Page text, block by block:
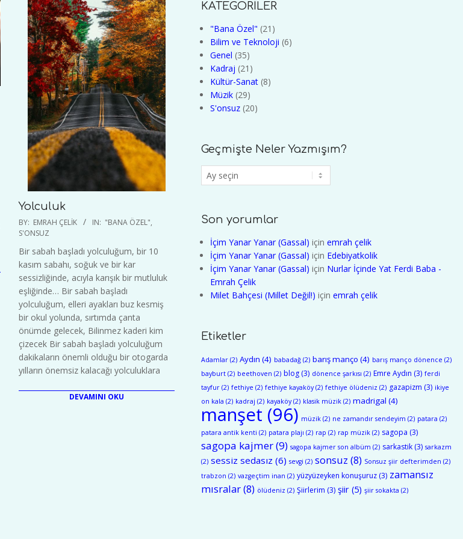
Yolculuk
2022-
01-
30
BY: EMRAH ÇELIK IN: "BANA ÖZEL",
S'ONSUZ
Bir sabah başladı yolculuğum, bir 10
kasım sabahı, soğuk ve bir kar
sessizliğinde, acıyla karışık bir mutluluk
eşliğinde… Bir sabah başladı
yolculuğum, elleri ayakları buz kesmiş
bir okul yolunda, sırtımda çanta
önümde gelecek, Bilinmez kaderi kim
çizecek Bir sabah başladı yolculuğum
dakikaların önemli olduğu bir otogarda
yılların önemsiz kalacağı yolculuklara
DEVAMINI OKU
KATEGORİLER
"Bana Özel" (21)
Bilim ve Teknoloji (6)
Genel (35)
Kadraj (21)
Kültür-Sanat (8)
Müzik (29)
S'onsuz (20)
Geçmişte Neler Yazmışım?
Geçmişte
Neler
Son yorumlar
İçim Yanar Yanar (Gassal) için emrah çelik
İçim Yanar Yanar (Gassal) için Edebiyatkolik
İçim Yanar Yanar (Gassal) için Nurlar İçinde Yat Ferdi Baba -
Emrah Çelik
Milet Bahçesi (Millet Değil!) için emrah çelik
Etiketler
Adamlar (2) Aydın (4) babadağ (2) barış manço (4) barış manço dönence (2)
bayburt (2) beethoven (2) blog (3) dönence şarkısı (2) Emre Aydın (3) ferdi
tayfur (2) fethiye (2) fethiye kayaköy(2) fethiye ölüdeniz (2) gazapizm (3) ikiye
on kala (2) kadraj (2) kayaköy(2) klasik müzik (2) madrigal (4)
manşet (96) müzik (2) ne zamandır sendeyim (2) patara (2)
patara antik kenti (2) patara plajı (2) rap (2) rap müzik (2) sagopa (3)
sagopa kajmer(9) sagopa kajmer son albüm (2) sarkastik (3) sarkazm
(2) sessiz sedasız (6) sevgi (2) sonsuz (8) Sonsuz şiir defterimden (2)
trabzon (2) vazgeçtim inan (2) yüzyüzeyken konuşuruz (3) zamansız
mısralar(8) ölüdeniz (2) Şiirlerim (3) şiir (5) şiir sokakta (2)